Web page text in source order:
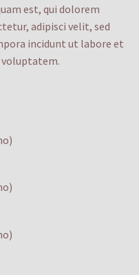
est, qui dolorem
adipisci velit, sed
incidunt ut labore et